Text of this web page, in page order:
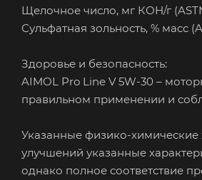
Щелочное число, мг КОН/г
Сульфатная зольность, % масс
Здоровье и безопасность:
AIMOL Pro Line V 5W-30 –
правильном применении и
Указанные физико-химические
улучшений указанные
однако полное соответствие